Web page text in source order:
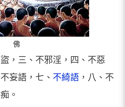
佛
，三、不邪淫，四、不惡
妄語，七、 不綺語 ，八、不
。